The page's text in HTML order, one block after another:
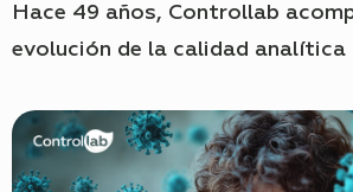
Hace 49 años, Controllab
evolución de la calidad analítica